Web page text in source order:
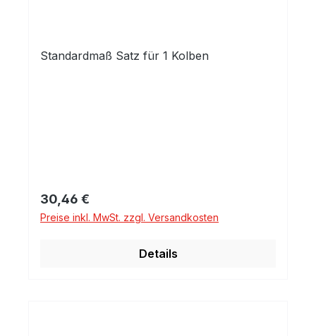
Standardmaß Satz für 1 Kolben
Regulärer Preis:
30,46 €
Preise inkl. MwSt. zzgl. Versandkosten
Details